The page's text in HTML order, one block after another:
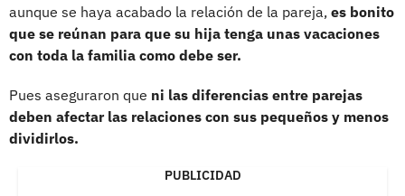
aunque se haya acabado la relación de la pareja, es bonito
que se reúnan para que su hija tenga unas vacaciones
con toda la familia como debe ser.
Pues aseguraron que ni las diferencias entre parejas
deben afectar las relaciones con sus pequeños y menos
dividirlos.
PUBLICIDAD